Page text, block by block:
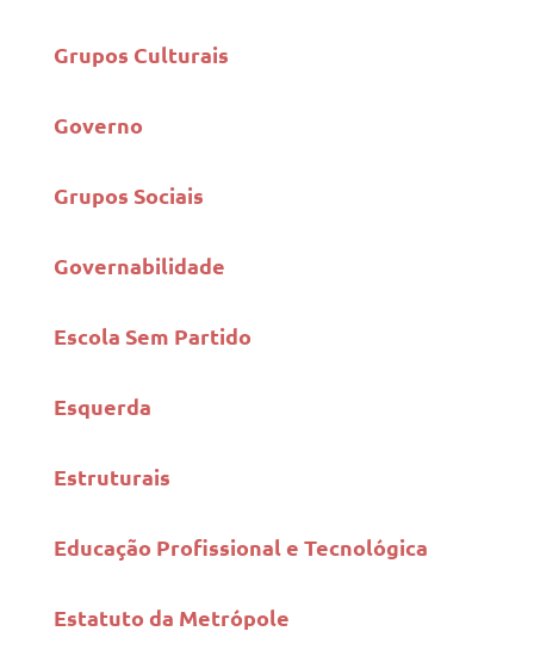
Grupos Culturais
Governo
Grupos Sociais
Governabilidade
Escola Sem Partido
Esquerda
Estruturais
Educação Profissional e Tecnológica
Estatuto da Metrópole